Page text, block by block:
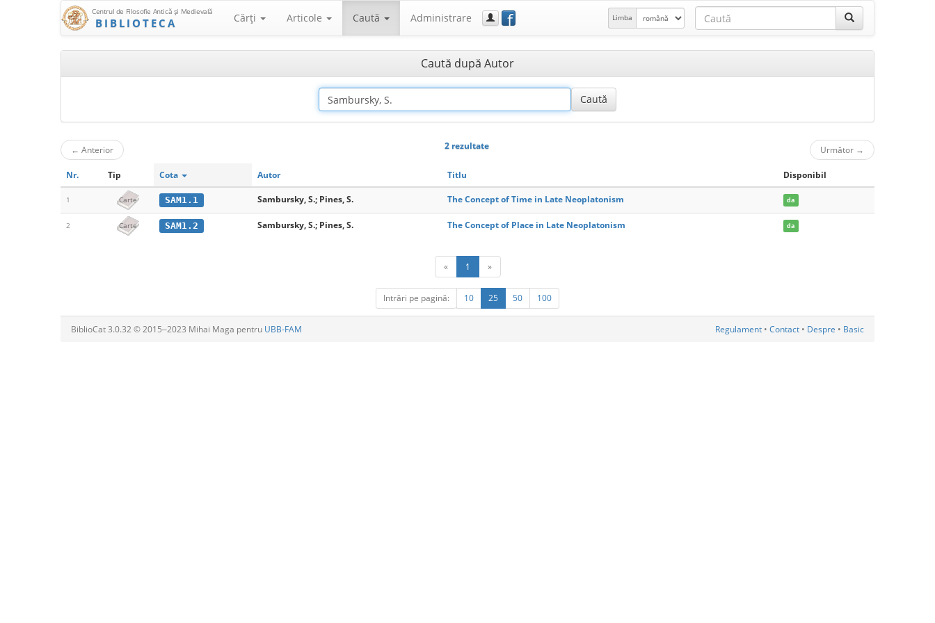
Centrul de Filosofie Antică şi Medievală
BIBLIOTECA Cărţi Articole Caută Administrare f Limba
Caută după Autor
← Anterior 2 rezultate Următor →
Nr. Tip Cota Autor Titlu Disponibil
1 Carte SAM1.1 Sambursky, S.; Pines, S. The Concept of Time in Late Neoplatonism da
2 Carte SAM1.2 Sambursky, S.; Pines, S. The Concept of Place in Late Neoplatonism da
« 1 »
Intrări pe pagină: 10 25 50 100
BiblioCat 3.0.32 © 2015‒2023 Mihai Maga pentru UBB-FAM Regulament • Contact • Despre • Basic